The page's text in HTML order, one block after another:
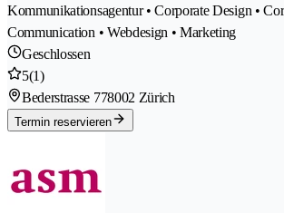
Kommunikationsagentur • Corporate Design •
Communication • Webdesign • Marketing
Geschlossen
5(1)
Bederstrasse 778002 Zürich
Termin reservieren